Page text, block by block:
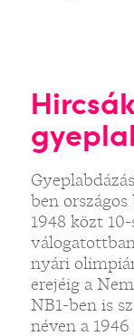
ben
1948 közt
nyári
erejéig a
NB1-ben is
néven a